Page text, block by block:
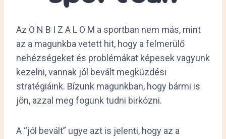
Az Ö N B I Z A L O M a sportban nem más, mint
az a magunkba vetett hit, hogy a felmerülő
nehézségeket és problémákat képesek vagyunk
kezelni, vannak jól bevált megküzdési
stratégiáink. Bízunk magunkban, hogy bármi is
jön, azzal meg fogunk tudni birkózni.
A “jól bevált” ugye azt is jelenti, hogy az a